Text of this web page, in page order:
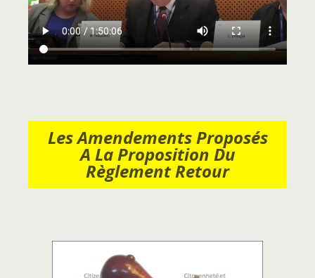
Les Amendements Proposés
A La Proposition Du
Règlement Retour